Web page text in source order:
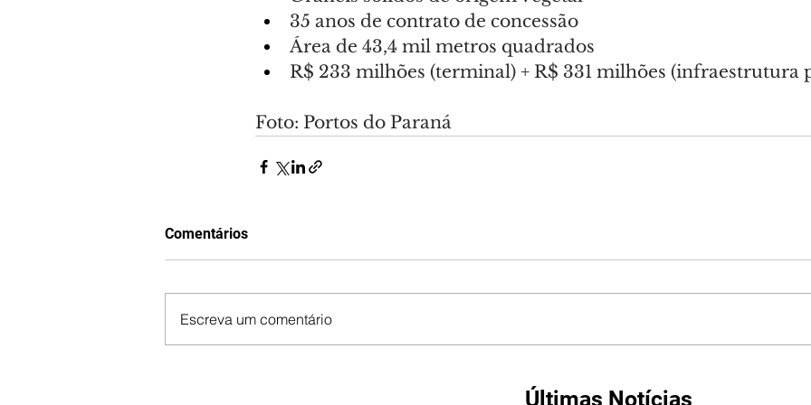
35 anos de contrato de concessão
Área de 43,4 mil metros quadrados
R$ 233 milhões (terminal) + R$ 331 milhões (infraestrutura
Foto: Portos do Paraná
Comentários
Escreva um comentário
Últimas Notícias